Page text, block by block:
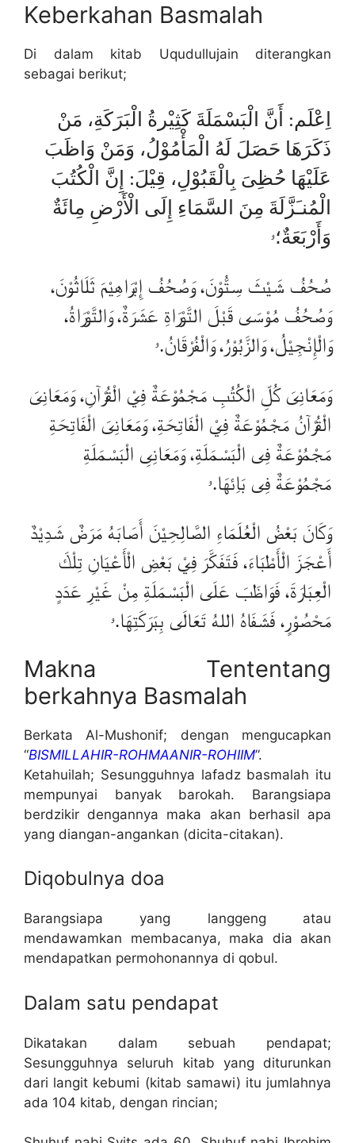
Keberkahan Basmalah
Di dalam kitab Uqudullujain diterangkan
sebagai berikut;
اِعْلَم: أَنَّ الْبَسْمَلَةَ كَثِيْرةُ الْبَرَكَةِ، مَنْ
ذَكَرَهَا حَصَلَ لَهُ الْمَأْمُوْلُ، وَمَنْ وَاظَبَ
عَلَيْهَا حُظِىَ بِالْقَبُوْلِ، قِيْلَ: إِنَّ الْكُتُبَ
الْمُنـَزَّلَةَ مِنَ السَّمَاءِ إِلَى الْأَرْضِ مِائَةٌ
وَأَرْبَعَةٌ؛ۥ
صُحُفُ شَيْثَ سِتُّوْنَ، وَصُحُفُ إِبْرَاهِيْمَ ثَلَاثُوْنَ،
وَصُحُفُ مُوْسَى قَبْلَ التَّوْرَاةِ عَشَرَةٌ، وَالتَّوْرَاةُ،
وَالْإِنْجِيْلُ، وَالزَّبُوْرُ، وَالْفُرْقَانُ.ۥ
وَمَعَانِىَ كُلِّ الْكُتُبِ مَجْمُوْعَةٌ فِيْ الْقُرْآنِ، وَمَعَانِىَ
الْقُرْآنُ مَجْمُوْعَةٌ فِيْ الْفَاتِحَةِ، وَمَعَانِىَ الْفَاتِحَةِ
مَجْمُوْعَةٌ فِى الْبَسْمَلَةِ، وَمَعَانِىِ الْبَسْمَلَةِ
مَجْمُوْعَةٌ فِى بَاِئهَا.ۥ
وَكَانَ بَعْضُ الْعُلَمَاءِ الصَّالِحِيْنَ أَصَابَهُ مَرَضٌ شَدِيْدٌ
أَعْجَزَ الْأَطْبَاءَ، فَتَفَكَّرَ فِيْ بَعْضِ الْأَعْيَانِ تِلْكَ
الْعِبَارَةَ، فَوَاظَبَ عَلَى الْبَسْمَلَةِ مِنْ غَيْرِ عَدَدٍ
مَحْصُوْرٍ، فَشَفَاهُ اللهُ تَعَالَى بِبَرَكَتِهَا.ۥ
Makna Tententang
berkahnya Basmalah
Berkata Al-Mushonif; dengan mengucapkan
“BISMILLAHIR-ROHMAANIR-ROHIIM”.
Ketahuilah; Sesungguhnya lafadz basmalah itu
mempunyai banyak barokah. Barangsiapa
berdzikir dengannya maka akan berhasil apa
yang diangan-angankan (dicita-citakan).
Diqobulnya doa
Barangsiapa yang langgeng atau
mendawamkan membacanya, maka dia akan
mendapatkan permohonannya di qobul.
Dalam satu pendapat
Dikatakan dalam sebuah pendapat;
Sesungguhnya seluruh kitab yang diturunkan
dari langit kebumi (kitab samawi) itu jumlahnya
ada 104 kitab, dengan rincian;